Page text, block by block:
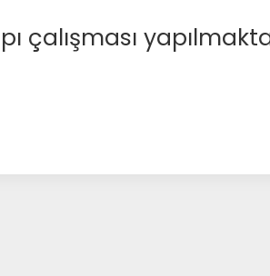
çalışması